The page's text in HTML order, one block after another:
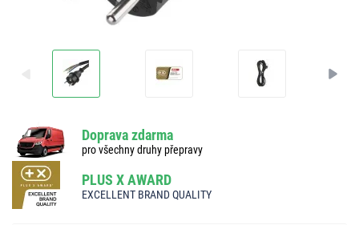
Doprava zdarma
pro všechny druhy přepravy
PLUS X AWARD
EXCELLENT BRAND QUALITY